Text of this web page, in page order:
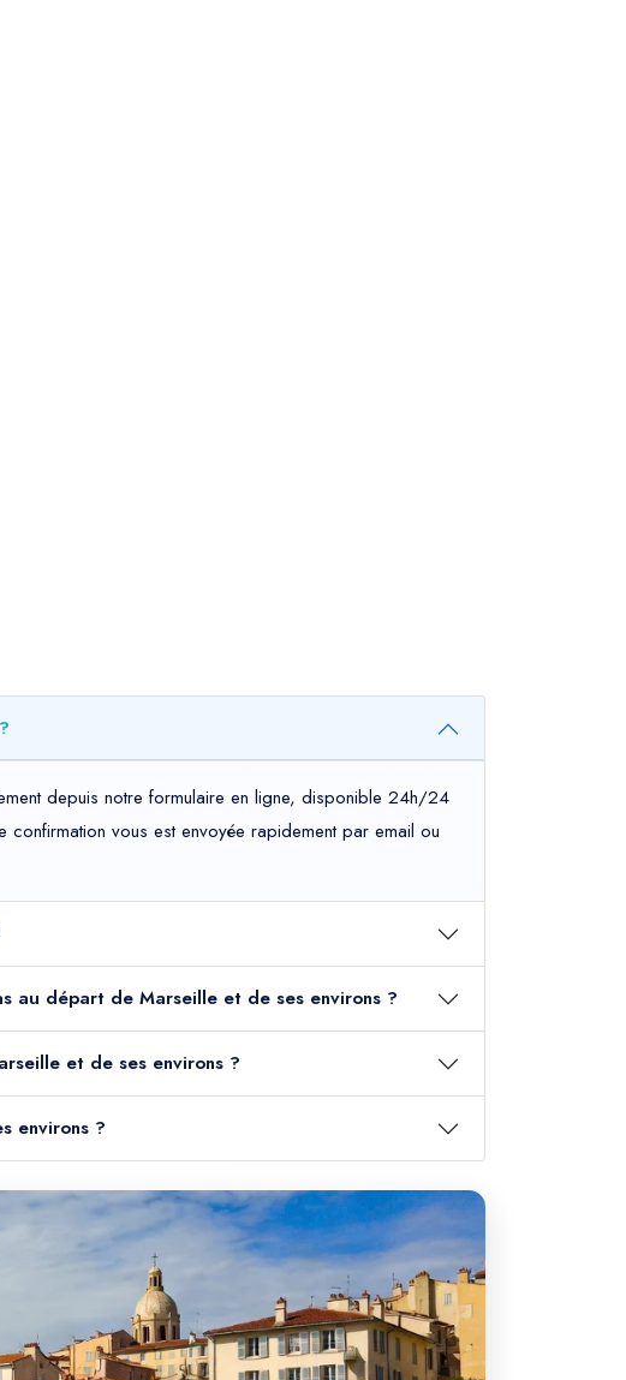
depuis notre formulaire en ligne, disponible 24h/24
vous est envoyée rapidement par email ou
au départ de Marseille et de ses environs ?
et de ses environs ?
environs ?